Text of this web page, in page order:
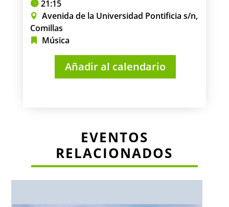
21:15
Avenida de la Universidad Pontificia s/n,
Comillas
Música
Añadir al calendario
EVENTOS
RELACIONADOS